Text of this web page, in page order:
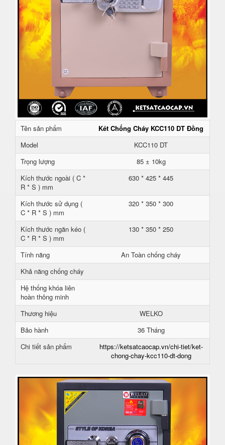
Tên sản phẩm
Két Chống Cháy KCC110 DT Đồng
Model
KCC110 DT
Trọng lượng
85 ± 10kg
Kích thước ngoài ( C *
R * S ) mm
630 * 425 * 445
Kích thước sử dụng (
C * R * S ) mm
320 * 350 * 300
Kích thước ngăn kéo (
C * R * S ) mm
130 * 350 * 250
Tính năng
An Toàn chống cháy
Khả năng chống cháy
Hệ thống khóa liên
hoàn thông minh
Thương hiệu
WELKO
Bảo hành
36 Tháng
Chi tiết sản phẩm
https://ketsatcaocap.vn/chi-tiet/ket-
chong-chay-kcc110-dt-dong